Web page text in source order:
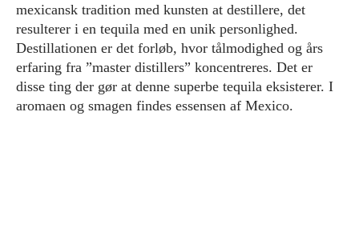
mexicansk tradition med kunsten at destillere, det
resulterer i en tequila med en unik personlighed.
Destillationen er det forløb, hvor tålmodighed og års
erfaring fra ”master distillers” koncentreres. Det er
disse ting der gør at denne superbe tequila eksisterer. I
aromaen og smagen findes essensen af Mexico.